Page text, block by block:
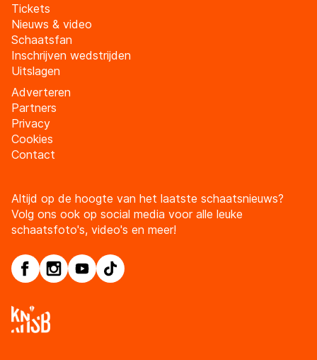
Tickets
Nieuws & video
Schaatsfan
Inschrijven wedstrijden
Uitslagen
Adverteren
Partners
Privacy
Cookies
Contact
Altijd op de hoogte van het laatste schaatsnieuws?
Volg ons ook op social media voor alle leuke
schaatsfoto's, video's en meer!